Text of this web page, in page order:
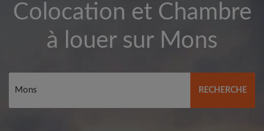
Colocation et Chambre
à louer sur Mons
RECHERCHE